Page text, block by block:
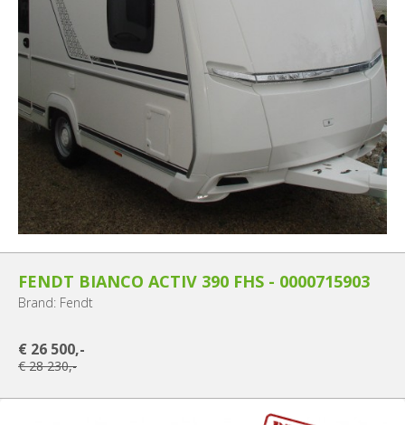
FENDT BIANCO ACTIV 390 FHS - 0000715903
Brand: Fendt
€ 26 500,-
€ 28 230,-